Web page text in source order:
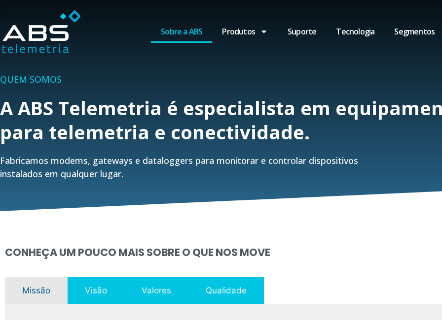
Sobre a ABS Produtos Suporte Tecnologia Segmentos
QUEM SOMOS
A ABS Telemetria é especialista em
para telemetria e conectividade.
Fabricamos modems, gateways e dataloggers para monitorar e controlar dispositivos
instalados em qualquer lugar.
CONHEÇA UM POUCO MAIS SOBRE O QUE NOS MOVE
Missão Visão Valores Qualidade